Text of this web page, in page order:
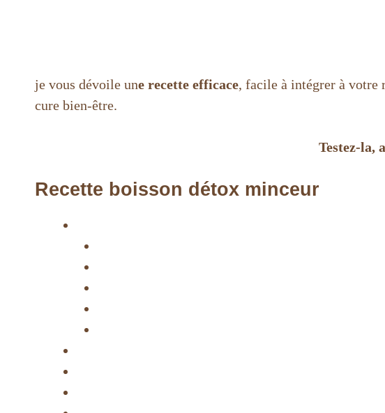
je vous dévoile une recette efficace, facile à intégrer à votre
cure bien-être.
Testez-la,
Recette boisson détox minceur